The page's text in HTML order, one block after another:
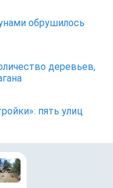
обрушилось
деревьев,
пять улиц